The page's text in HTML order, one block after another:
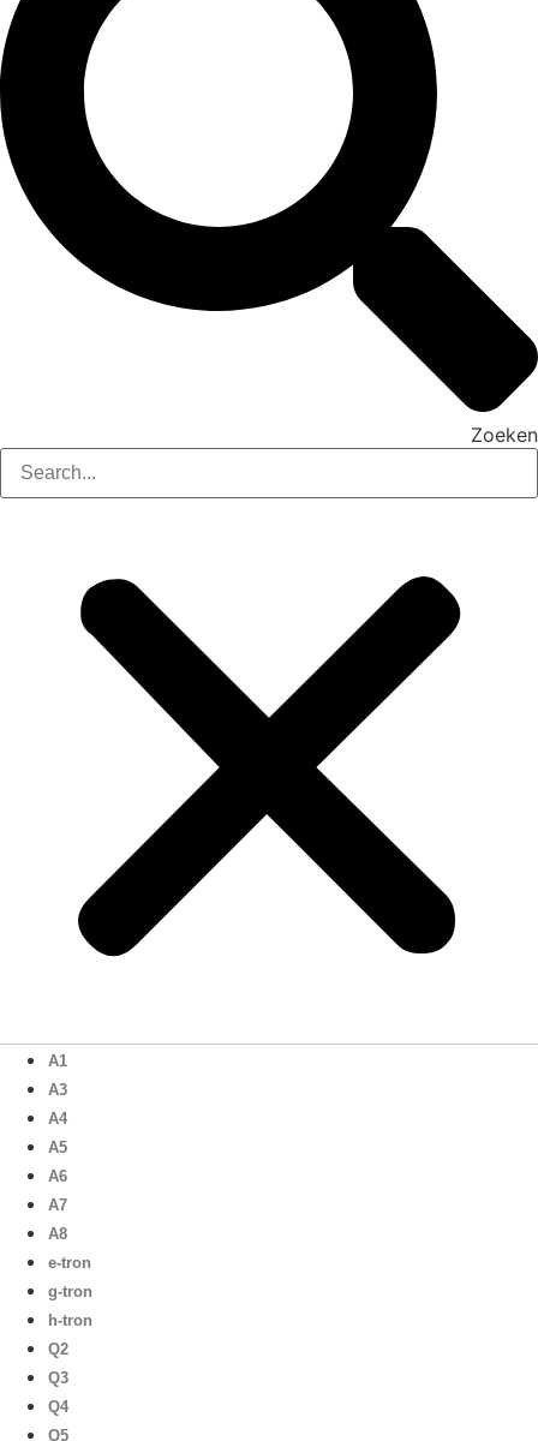
Zoeken
A1
A3
A4
A5
A6
A7
A8
e-tron
g-tron
h-tron
Q2
Q3
Q4
Q5